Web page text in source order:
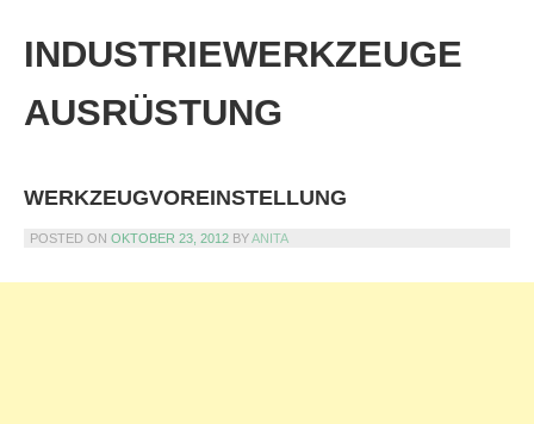
content
INDUSTRIEWERKZEUGE
AUSRÜSTUNG
WERKZEUGVOREINSTELLUNG
POSTED ON OKTOBER 23, 2012 BYANITA